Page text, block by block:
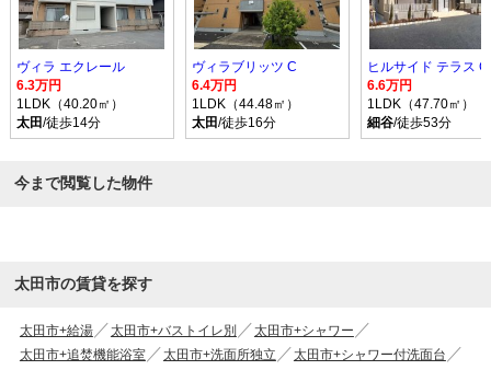
ヴィラ エクレール
6.3万円
1LDK（40.20㎡）
太田/徒歩14分
ヴィラブリッツ C
6.4万円
1LDK（44.48㎡）
太田/徒歩16分
ヒルサイド テラス C
6.6万円
1LDK（47.70㎡）
細谷/徒歩53分
今まで閲覧した物件
太田市の賃貸を探す
太田市+給湯 太田市+バストイレ別
太田市+シャワー
太田市+追焚機能浴室
太田市+洗面所独立
太田市+シャワー付洗面台